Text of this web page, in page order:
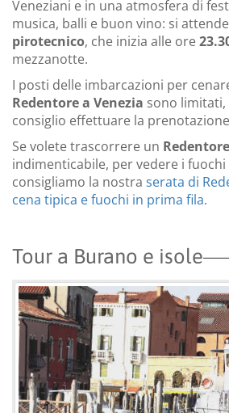
Veneziani e in una atmosfera di
musica, balli e buon vino: si
pirotecnico, che inizia alle ore
mezzanotte.
I posti delle imbarcazioni per
Redentore a Venezia sono
consiglio effettuare la
Se volete trascorrere un
indimenticabile, per vedere i fuochi
consigliamo la nostra serata di
cena tipica e fuochi in prima fila.
Tour a Burano e isole